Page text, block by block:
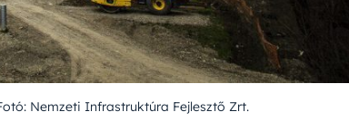
Nemzeti Infrastruktúra Fejlesztő Zrt.